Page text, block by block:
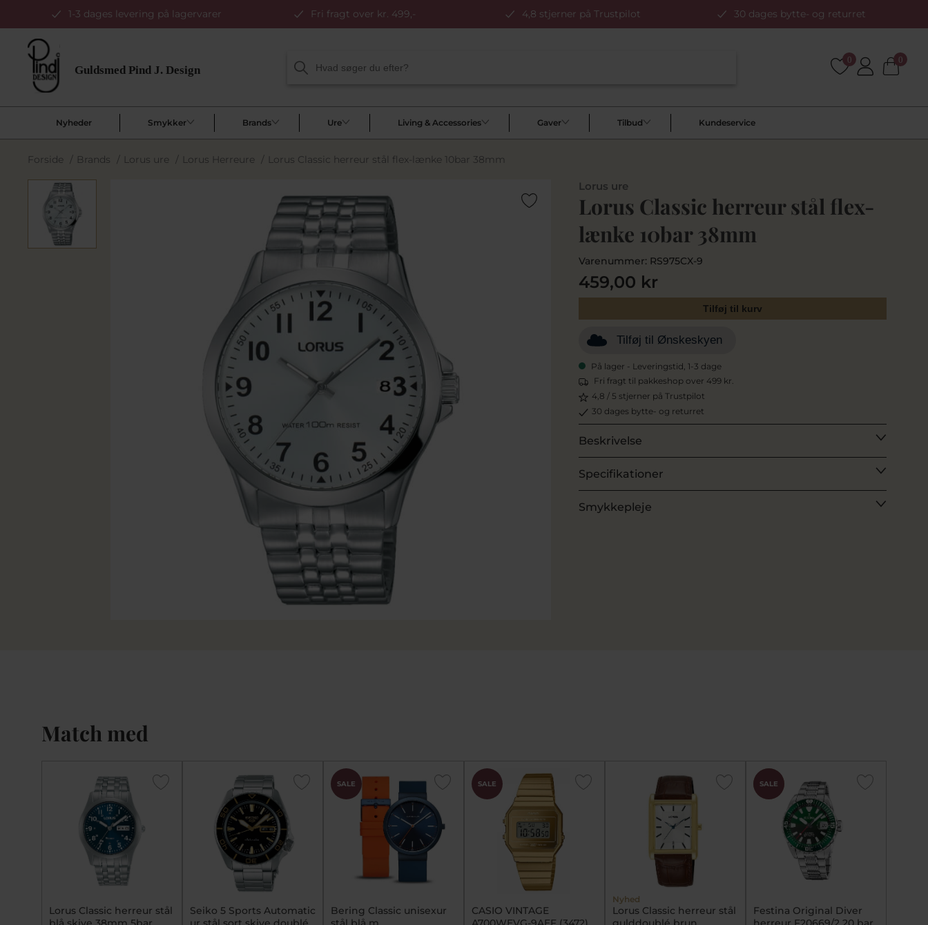
1-3 dages levering på lagervarer Fri fragt over kr. 499,- 4,8 stjerner på Trustpilot 30 dages bytte- og returret
0 0
Nyheder Smykker Brands Ure Living & Accessories Gaver Tilbud Kundeservice
Forside / Brands / Lorus ure / Lorus Herreure / Lorus Classic herreur stål flex-lænke 10bar 38mm
Lorus ure
Lorus Classic herreur stål flex-
lænke 10bar 38mm
Varenummer: RS975CX-9
459,00 kr
Tilføj til kurv
Tilføj til Ønskeskyen
På lager - Leveringstid, 1-3 dage
Fri fragt til pakkeshop over 499 kr.
4,8 / 5 stjerner på Trustpilot
30 dages bytte- og returret
Beskrivelse
Specifikationer
Smykkepleje
Match med
Lorus Classic herreur stål
Seiko 5 Sports Automatic
SALE
Bering Classic unisexur
SALE
CASIO VINTAGE
Nyhed
Lorus Classic herreur stål
CHOK
PRIS
SALE
Festina Original Diver